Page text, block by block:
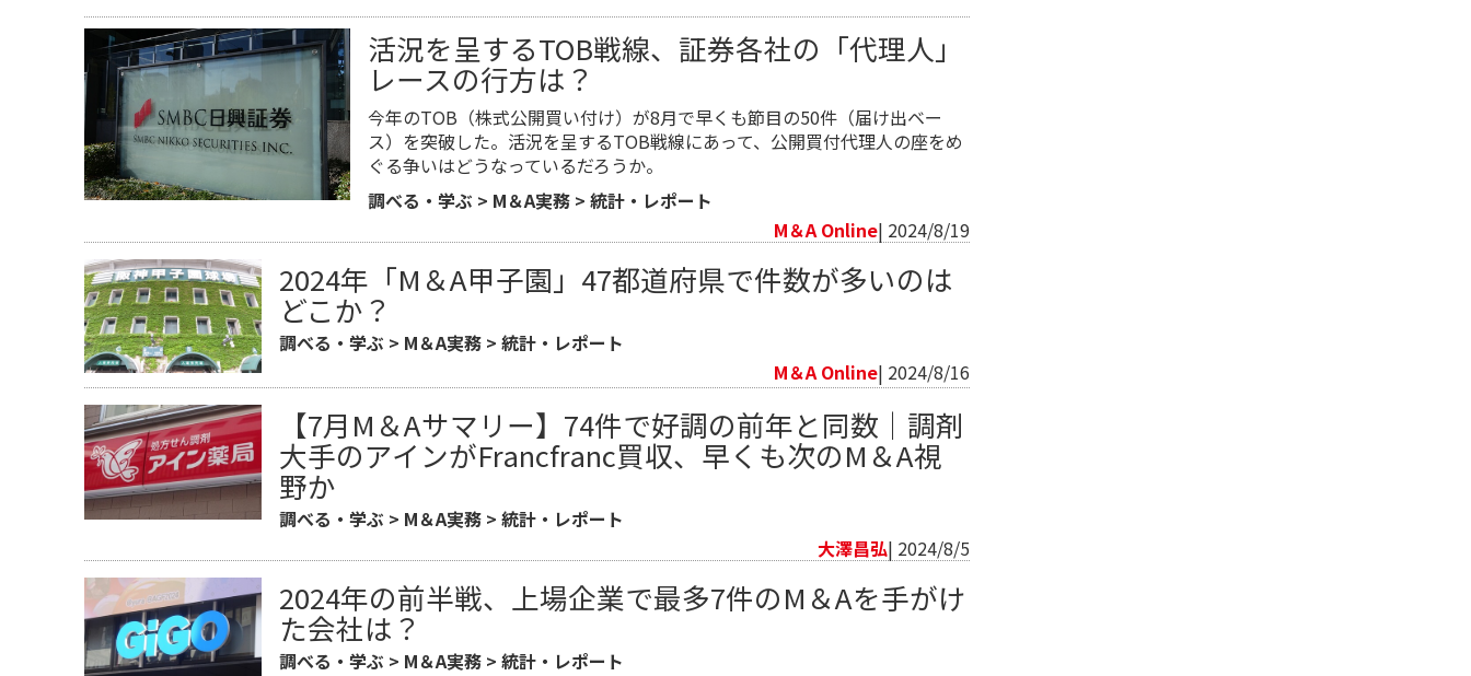
活況を呈するTOB戦線、証券各社の「代理人」
レースの行方は？
今年のTOB（株式公開買い付け）が8月で早くも節目の50件（届け出ベー
ス）を突破した。活況を呈するTOB戦線にあって、公開買付代理人の座をめ
ぐる争いはどうなっているだろうか。
調べる・学ぶ > M＆A実務> 統計・レポート
M＆A Online| 2024/8/19
2024年「M＆A甲子園」47都道府県で件数が多いのは
どこか？
調べる・学ぶ > M＆A実務 >統計・レポート
M＆A Online| 2024/8/16
【7月M＆Aサマリー】74件で好調の前年と同数│調剤
大手のアインがFrancfranc買収、早くも次のM＆A視
野か
調べる・学ぶ > M＆A実務 >統計・レポート
大澤昌弘| 2024/8/5
2024年の前半戦、上場企業で最多7件のM＆Aを手がけ
た会社は？
調べる・学ぶ > M＆A実務 >統計・レポート